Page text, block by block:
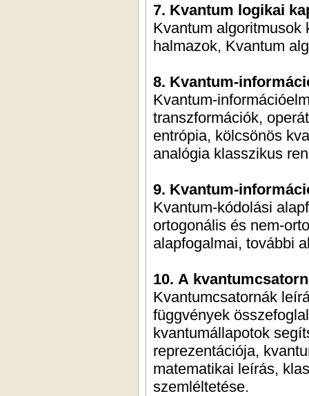
7. Kvantum logikai
Kvantum algoritmusok
halmazok, Kvantum
8. Kvantum-
Kvantum-
transzformációk,
entrópia, kölcsönös
analógia klasszikus
9. Kvantum-
Kvantum-kódolási
ortogonális és nem-
alapfogalmai, további
10. A
Kvantumcsatornák
függvények
kvantumállapotok
reprezentációja,
matematikai leírás,
szemléltetése.